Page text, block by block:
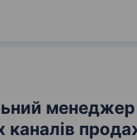
до великих
менеджер
каналів